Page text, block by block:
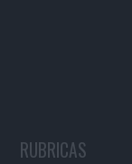
RUBRICAS